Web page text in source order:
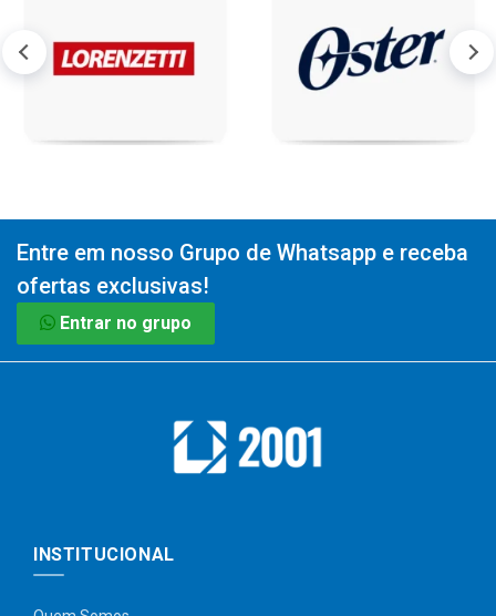
Entre em nosso Grupo de Whatsapp e receba
ofertas exclusivas!
Entrar no grupo
INSTITUCIONAL